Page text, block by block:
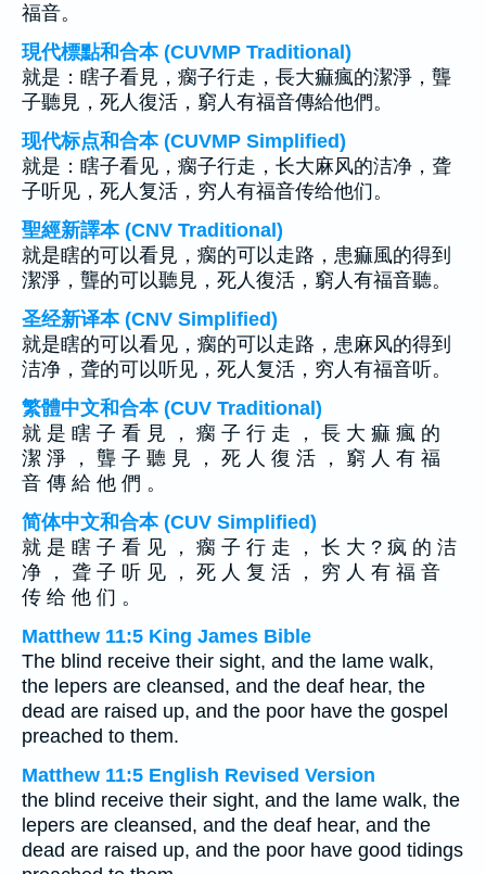
福音。
現代標點和合本 (CUVMP Traditional)
就是：瞎子看見，瘸子行走，長大痲瘋的潔淨，聾
子聽見，死人復活，窮人有福音傳給他們。
现代标点和合本 (CUVMP Simplified)
就是：瞎子看见，瘸子行走，长大麻风的洁净，聋
子听见，死人复活，穷人有福音传给他们。
聖經新譯本 (CNV Traditional)
就是瞎的可以看見，瘸的可以走路，患痲風的得到
潔淨，聾的可以聽見，死人復活，窮人有福音聽。
圣经新译本 (CNV Simplified)
就是瞎的可以看见，瘸的可以走路，患麻风的得到
洁净，聋的可以听见，死人复活，穷人有福音听。
繁體中文和合本 (CUV Traditional)
就 是 瞎 子 看 見 ， 瘸 子 行 走 ， 長 大 痲 瘋 的
潔 淨 ， 聾 子 聽 見 ， 死 人 復 活 ， 窮 人 有 福
音 傳 給 他 們 。
简体中文和合本 (CUV Simplified)
就 是 瞎 子 看 见 ， 瘸 子 行 走 ， 长 大 ? 疯 的 洁
净 ， 聋 子 听 见 ， 死 人 复 活 ， 穷 人 有 福 音
传 给 他 们 。
Matthew 11:5 King James Bible
The blind receive their sight, and the lame walk,
the lepers are cleansed, and the deaf hear, the
dead are raised up, and the poor have the gospel
preached to them.
Matthew 11:5 English Revised Version
the blind receive their sight, and the lame walk, the
lepers are cleansed, and the deaf hear, and the
dead are raised up, and the poor have good tidings